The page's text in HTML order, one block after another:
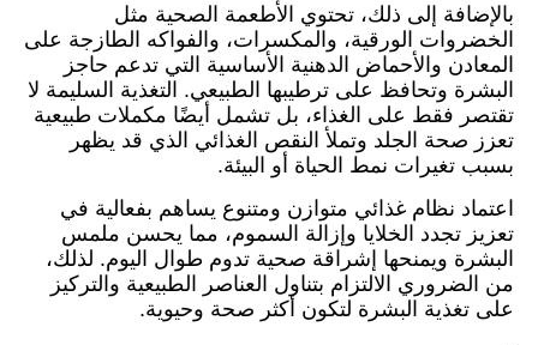
بالإضافة إلى ذلك، تحتوي الأطعمة الصحية مثل
الخضروات الورقية، والمكسرات، والفواكه الطازجة على
المعادن والأحماض الدهنية الأساسية التي تدعم حاجز
البشرة وتحافظ على ترطيبها الطبيعي. التغذية السليمة لا
تقتصر فقط على الغذاء، بل تشمل أيضًا مكملات طبيعية
تعزز صحة الجلد وتملأ النقص الغذائي الذي قد يظهر
بسبب تغيرات نمط الحياة أو البيئة.
اعتماد نظام غذائي متوازن ومتنوع يساهم بفعالية في
تعزيز تجدد الخلايا وإزالة السموم، مما يحسن ملمس
البشرة ويمنحها إشراقة صحية تدوم طوال اليوم. لذلك،
من الضروري الالتزام بتناول العناصر الطبيعية والتركيز
على تغذية البشرة لتكون أكثر صحة وحيوية.